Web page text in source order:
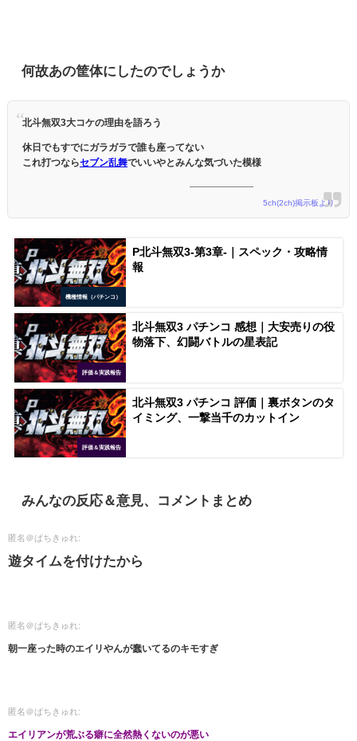
何故あの筐体にしたのでしょうか
北斗無双3大コケの理由を語ろう
休日でもすでにガラガラで誰も座ってない
これ打つならセブン乱舞でいいやとみんな気づいた模様
5ch(2ch)掲示板より
機種情報（パチンコ）
P北斗無双3-第3章-｜スペック・攻略情
報
評価＆実践報告
北斗無双3 パチンコ 感想｜大安売りの役
物落下、幻闘バトルの星表記
評価＆実践報告
北斗無双3 パチンコ 評価｜裏ボタンのタ
イミング、一撃当千のカットイン
みんなの反応＆意見、コメントまとめ
匿名＠ぱちきゅれ:
遊タイムを付けたから
匿名＠ぱちきゅれ:
朝一座った時のエイリやんが蠢いてるのキモすぎ
匿名＠ぱちきゅれ:
エイリアンが荒ぶる癖に全然熱くないのが悪い